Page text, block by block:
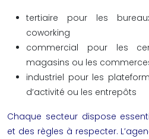
tertiaire pour les
coworking
commercial pour les
magasins ou les
industriel pour les
d’activité ou les entrepôts
Chaque secteur dispose
et des règles à respecter.